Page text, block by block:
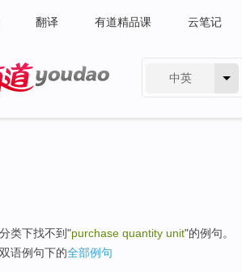
翻译 有道精品课 云笔记
中英
类下找不到"purchase quantity unit"的例句。
语例句下的全部例句